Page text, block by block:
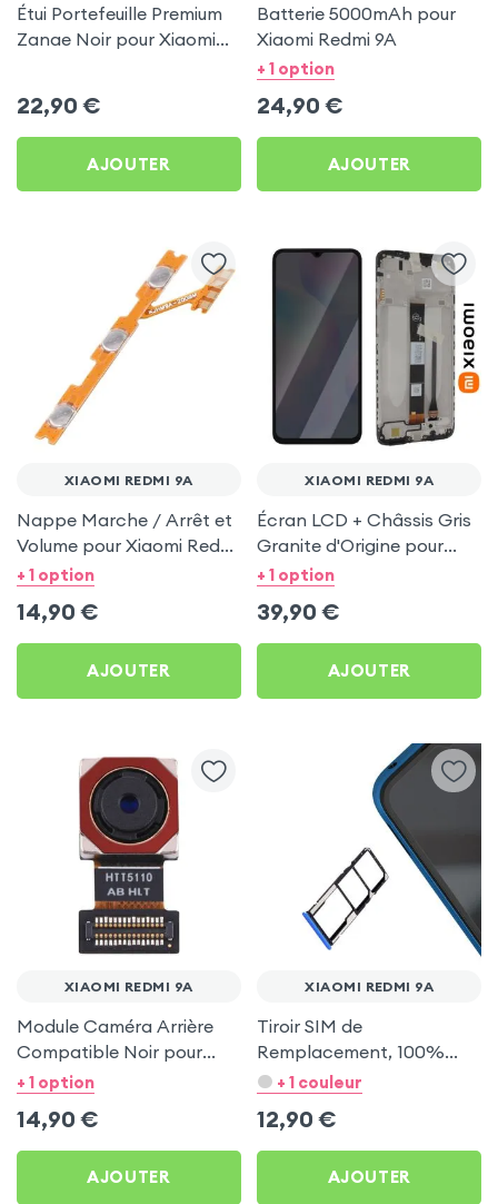
Étui Portefeuille Premium
Zanae Noir pour Xiaomi
22,90 €
AJOUTER
Batterie 5000mAh pour
Xiaomi Redmi 9A
+ 1 option
24,90 €
AJOUTER
XIAOMI REDMI 9A
Nappe Marche / Arrêt et
Volume pour Xiaomi Redmi
9A
+ 1 option
14,90 €
AJOUTER
XIAOMI REDMI 9A
Écran LCD + Châssis Gris
Granite d'Origine pour
Xiaomi Redmi 9A
+ 1 option
39,90 €
AJOUTER
XIAOMI REDMI 9A
Module Caméra Arrière
Compatible Noir pour
Xiaomi Redmi 9A
+ 1 option
14,90 €
AJOUTER
XIAOMI REDMI 9A
Tiroir SIM de
Remplacement, 100%
Compatible - Bleu pour
+ 1 couleur
12,90 €
AJOUTER